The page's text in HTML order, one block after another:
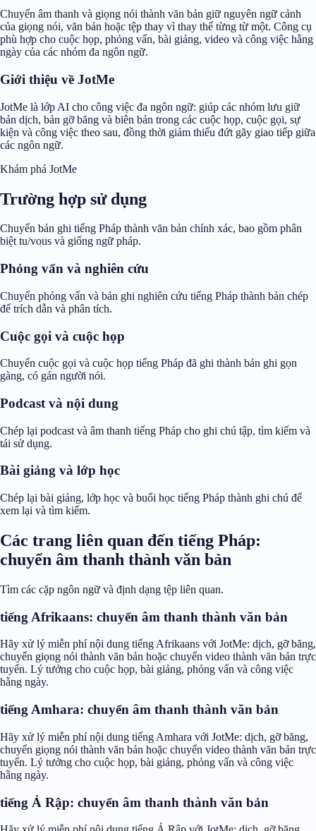
Chuyển âm thanh và giọng nói thành văn bản giữ nguyên ngữ cảnh
của giọng nói, văn bản hoặc tệp thay vì thay thế từng từ một. Công cụ
phù hợp cho cuộc họp, phỏng vấn, bài giảng, video và công việc hằng
ngày của các nhóm đa ngôn ngữ.
Giới thiệu về JotMe
JotMe là lớp AI cho công việc đa ngôn ngữ: giúp các nhóm lưu giữ
bản dịch, bản gỡ băng và biên bản trong các cuộc họp, cuộc gọi, sự
kiện và công việc theo sau, đồng thời giảm thiểu đứt gãy giao tiếp giữa
các ngôn ngữ.
Khám phá JotMe
Trường hợp sử dụng
Chuyển bản ghi tiếng Pháp thành văn bản chính xác, bao gồm phân
biệt tu/vous và giống ngữ pháp.
Phỏng vấn và nghiên cứu
Chuyển phỏng vấn và bản ghi nghiên cứu tiếng Pháp thành bản chép
để trích dẫn và phân tích.
Cuộc gọi và cuộc họp
Chuyển cuộc gọi và cuộc họp tiếng Pháp đã ghi thành bản ghi gọn
gàng, có gán người nói.
Podcast và nội dung
Chép lại podcast và âm thanh tiếng Pháp cho ghi chú tập, tìm kiếm và
tái sử dụng.
Bài giảng và lớp học
Chép lại bài giảng, lớp học và buổi học tiếng Pháp thành ghi chú để
xem lại và tìm kiếm.
Các trang liên quan đến tiếng Pháp:
chuyển âm thanh thành văn bản
Tìm các cặp ngôn ngữ và định dạng tệp liên quan.
tiếng Afrikaans: chuyển âm thanh thành văn bản
Hãy xử lý miễn phí nội dung tiếng Afrikaans với JotMe: dịch, gỡ băng,
chuyển giọng nói thành văn bản hoặc chuyển video thành văn bản trực
tuyến. Lý tưởng cho cuộc họp, bài giảng, phỏng vấn và công việc
hằng ngày.
tiếng Amhara: chuyển âm thanh thành văn bản
Hãy xử lý miễn phí nội dung tiếng Amhara với JotMe: dịch, gỡ băng,
chuyển giọng nói thành văn bản hoặc chuyển video thành văn bản trực
tuyến. Lý tưởng cho cuộc họp, bài giảng, phỏng vấn và công việc
hằng ngày.
tiếng Ả Rập: chuyển âm thanh thành văn bản